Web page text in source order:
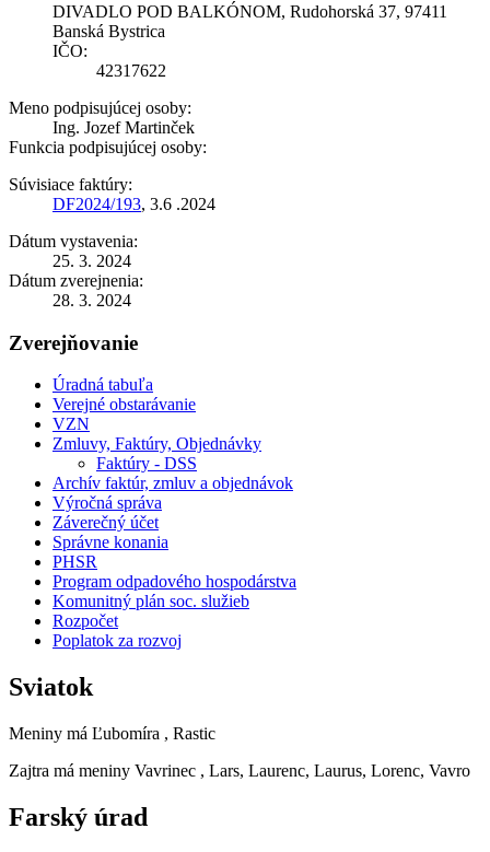
DIVADLO POD BALKÓNOM, Rudohorská 37, 97411
Banská Bystrica
IČO:
42317622
Meno podpisujúcej osoby:
Ing. Jozef Martinček
Funkcia podpisujúcej osoby:
Súvisiace faktúry:
DF2024/193, 3.6 .2024
Dátum vystavenia:
25. 3. 2024
Dátum zverejnenia:
28. 3. 2024
Zverejňovanie
Úradná tabuľa
Verejné obstarávanie
VZN
Zmluvy, Faktúry, Objednávky
Faktúry - DSS
Archív faktúr, zmluv a objednávok
Výročná správa
Záverečný účet
Správne konania
PHSR
Program odpadového hospodárstva
Komunitný plán soc. služieb
Rozpočet
Poplatok za rozvoj
Sviatok
Meniny má Ľubomíra , Rastic
Zajtra má meniny Vavrinec , Lars, Laurenc, Laurus, Lorenc, Vavro
Farský úrad